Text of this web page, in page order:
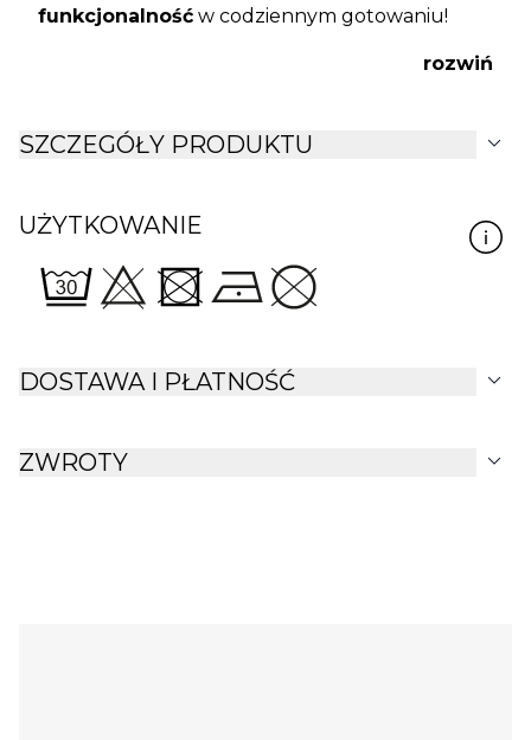
funkcjonalność w codziennym gotowaniu!
rozwiń
SZCZEGÓŁY PRODUKTU expand_more
UŻYTKOWANIE
DOSTAWA I PŁATNOŚĆ expand_more
ZWROTY expand_more